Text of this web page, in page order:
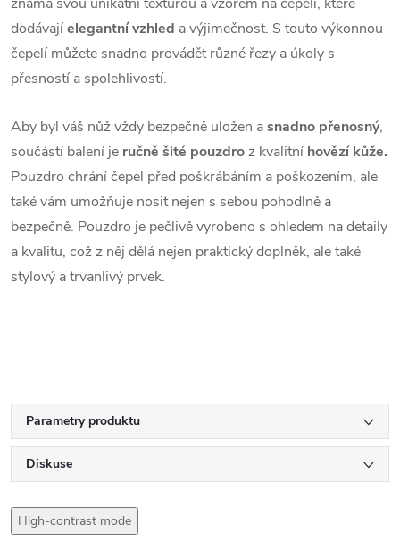
dodávajíelegantní vzhled a výjimečnost. S touto výkonnou
čepelí můžete snadno provádět různé řezy a úkoly s
přesností a spolehlivostí.
Aby byl váš nůž vždy bezpečně uložen asnadno přenosný,
součástí balení je ručně šité pouzdroz kvalitní hovězí kůže.
Pouzdro chrání čepel před poškrábáním a poškozením, ale
také vám umožňuje nosit nejen s sebou pohodlně a
bezpečně. Pouzdro je pečlivě vyrobeno s ohledem na detaily
a kvalitu, což z něj dělá nejen praktický doplněk, ale také
stylový a trvanlivý prvek.
Parametry produktu
Diskuse
High-contrast mode